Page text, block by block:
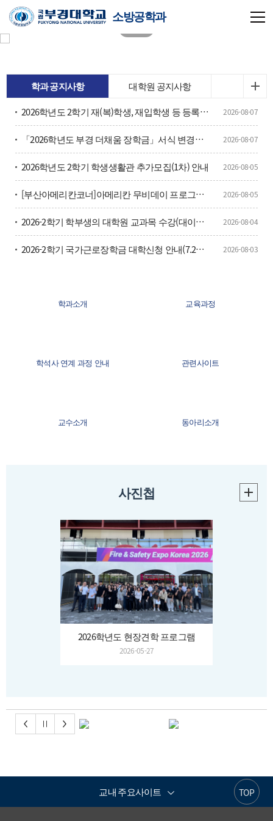
소방공학과
학과 공지사항
대학원 공지사항
2026학년도 2학기 재(복)학생, 재입학생 등 등록금 납부 안내
2026-08-07
「2026학년도 부경 더채움 장학금」서식 변경사항 안내 및 홍보 2026-08-07
2026학년도 2학기 학생생활관 추가모집(1차) 안내 2026-08-05
[부산아메리칸코너]아메리칸 무비데이 프로그램 홍보 2026-08-05
2026-2학기 학부생의 대학원 교과목 수강(대이과목) 안내 2026-08-04
2026-2학기 국가근로장학금 대학신청 안내(7.27.~8.7.) 2026-08-03
학과소개 교육과정
학석사 연계 과정 안내 관련사이트
교수소개 동아리소개
사진첩
2026학년도 현장견학 프로그램
2026-05-27
TOP
교내 주요사이트